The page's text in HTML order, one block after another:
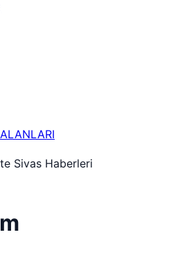
Sivas Haberleri